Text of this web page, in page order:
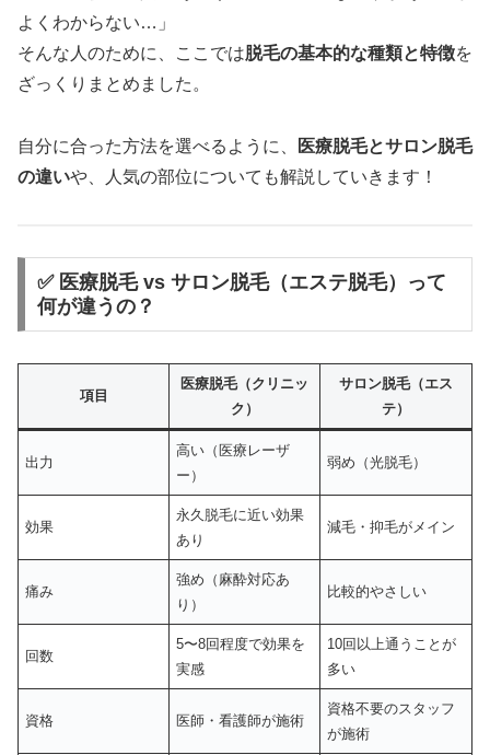
よくわからない…」
そんな人のために、ここでは脱毛の基本的な種類と特徴を
ざっくりまとめました。
自分に合った方法を選べるように、
医療脱毛とサロン脱毛
の違いや、人気の部位についても解説していきます！
✅ 医療脱毛 vs サロン脱毛（エステ脱毛）って
何が違うの？
項目
医療脱毛（クリニッ
ク）
サロン脱毛（エス
テ）
出力
高い（医療レーザ
ー）
弱め（光脱毛）
効果
永久脱毛に近い効果
あり
減毛・抑毛がメイン
痛み
強め（麻酔対応あ
り）
比較的やさしい
回数
5〜8回程度で効果を
実感
10回以上通うことが
多い
資格 医師・看護師が施術
資格不要のスタッフ
が施術